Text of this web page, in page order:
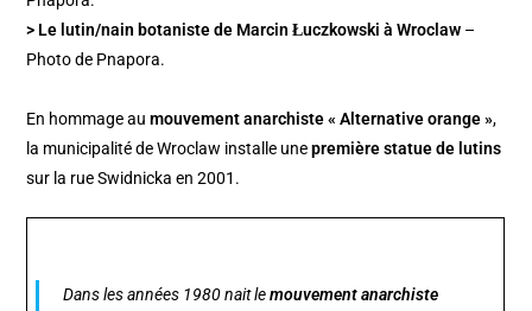
> Le lutin/nain botaniste de Marcin Łuczkowski à Wroclaw –
Photo de Pnapora.
En hommage aumouvement anarchiste « Alternative orange »,
la municipalité de Wroclaw installe unepremière statue de lutins
sur la rue Swidnicka en 2001.
Dans les années 1980 nait lemouvement anarchiste